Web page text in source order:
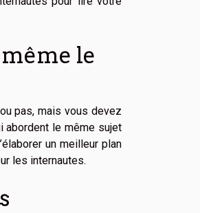
le
pas, mais vous devez
abordent le même sujet
un meilleur plan
les internautes.